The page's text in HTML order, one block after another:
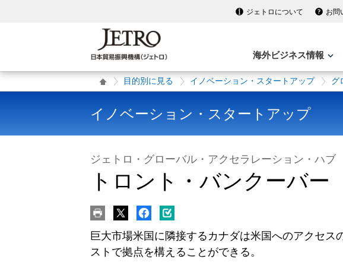
ジェトロについて お問
海外ビジネス情報
目的別に見る イノベーション・スタートアップ グ
イノベーション・スタートアップ
ジェトロ・グローバル・アクセラレーション・ハブ
トロント・バンクーバー
巨大市場米国に隣接するカナダは米国へのアクセ
ストで拠点を構えることができる。